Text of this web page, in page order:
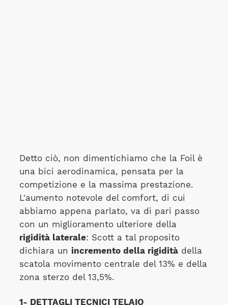
Detto ciò, non dimentichiamo che la Foil è
una bici aerodinamica, pensata per la
competizione e la massima prestazione.
L'aumento notevole del comfort, di cui
abbiamo appena parlato, va di pari passo
con un miglioramento ulteriore della
rigidità laterale: Scott a tal proposito
dichiara un incremento della rigiditàdella
scatola movimento centrale del 13% e della
zona sterzo del 13,5%.
1- DETTAGLI TECNICI TELAIO